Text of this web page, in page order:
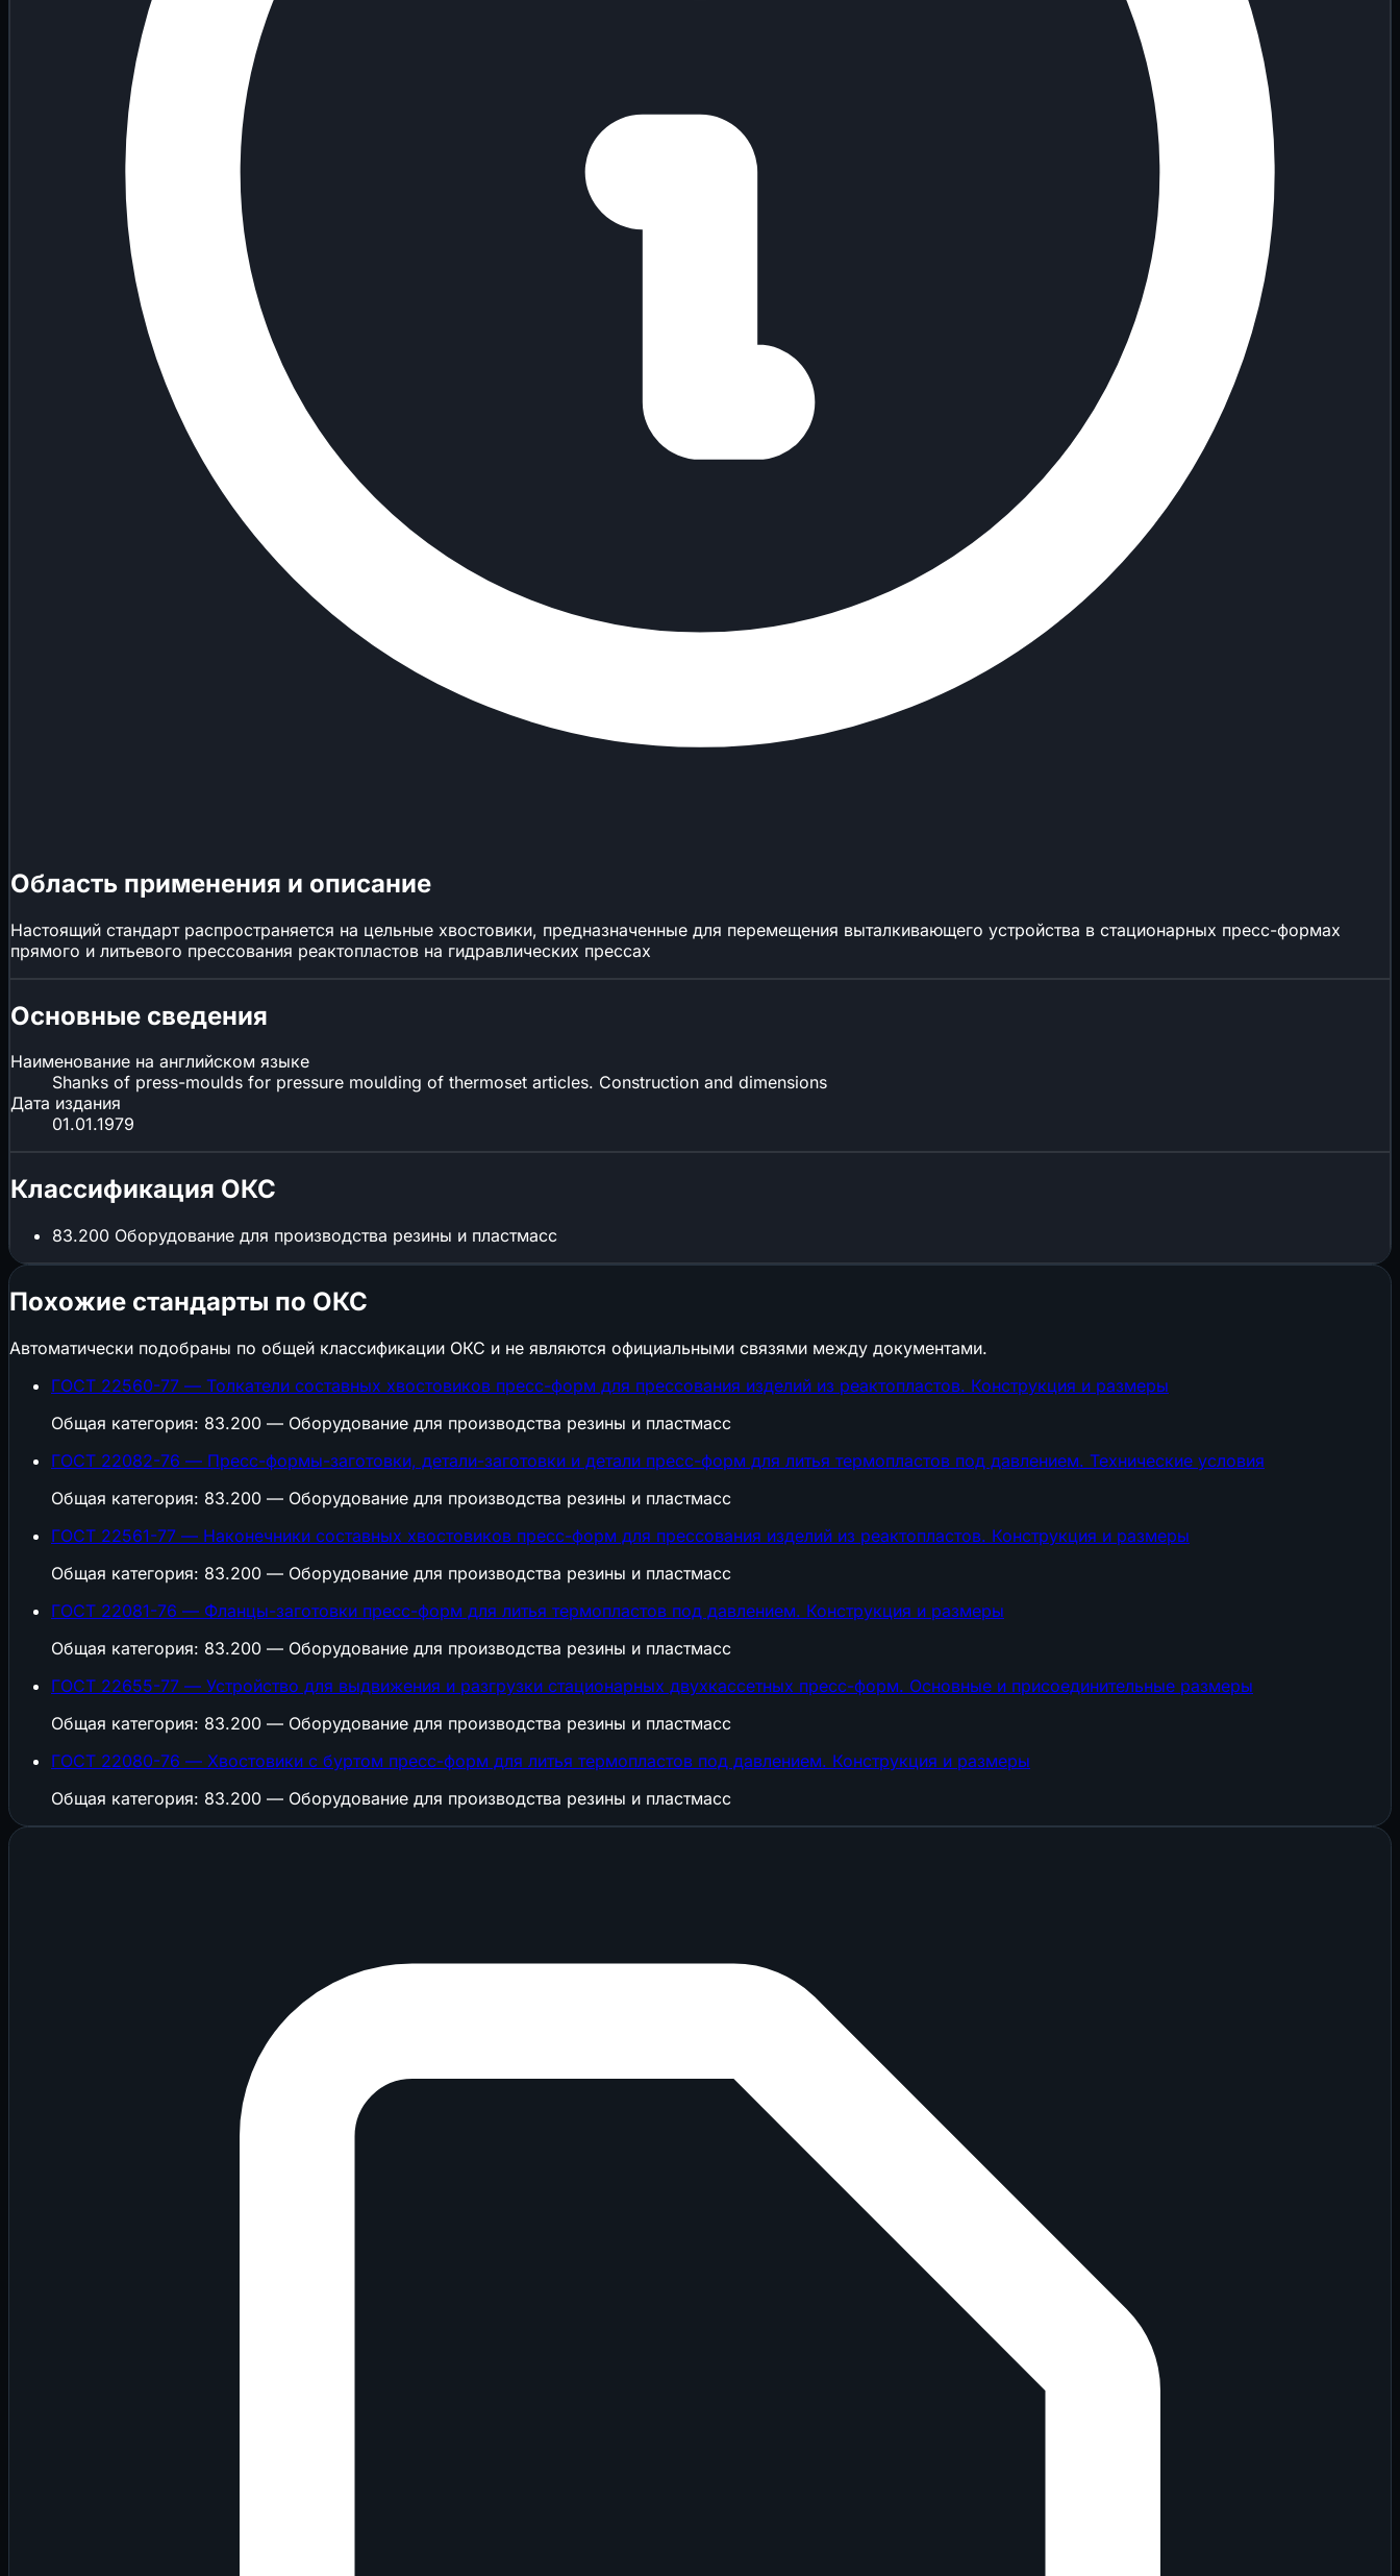
Область применения и описание
Настоящий стандарт распространяется на цельные хвостовики, предназначенные для перемещения выталкивающего устройства в стационарных пресс-формах
прямого и литьевого прессования реактопластов на гидравлических прессах
Основные сведения
Наименование на английском языке
Shanks of press-moulds for pressure moulding of thermoset articles. Construction and dimensions
Дата издания
01.01.1979
Классификация ОКС
83.200 Оборудование для производства резины и пластмасс
Похожие стандарты по ОКС
Автоматически подобраны по общей классификации ОКС и не являются официальными связями между документами.
ГОСТ 22560-77 — Толкатели составных хвостовиков пресс-форм для прессования изделий из реактопластов. Конструкция и размеры
Общая категория: 83.200 — Оборудование для производства резины и пластмасс
ГОСТ 22082-76 — Пресс-формы-заготовки, детали-заготовки и детали пресс-форм для литья термопластов под давлением. Технические условия
Общая категория: 83.200 — Оборудование для производства резины и пластмасс
ГОСТ 22561-77 — Наконечники составных хвостовиков пресс-форм для прессования изделий из реактопластов. Конструкция и размеры
Общая категория: 83.200 — Оборудование для производства резины и пластмасс
ГОСТ 22081-76 — Фланцы-заготовки пресс-форм для литья термопластов под давлением. Конструкция и размеры
Общая категория: 83.200 — Оборудование для производства резины и пластмасс
ГОСТ 22655-77 — Устройство для выдвижения и разгрузки стационарных двухкассетных пресс-форм. Основные и присоединительные размеры
Общая категория: 83.200 — Оборудование для производства резины и пластмасс
ГОСТ 22080-76 — Хвостовики с буртом пресс-форм для литья термопластов под давлением. Конструкция и размеры
Общая категория: 83.200 — Оборудование для производства резины и пластмасс